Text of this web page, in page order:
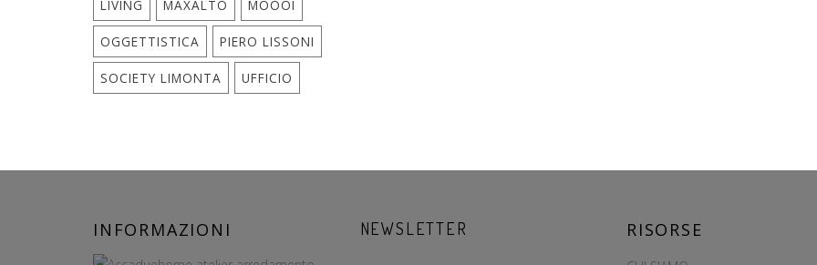
LIVING MAXALTO MOOOI
OGGETTISTICA PIERO LISSONI
SOCIETY LIMONTA UFFICIO
INFORMAZIONI NEWSLETTER RISORSE